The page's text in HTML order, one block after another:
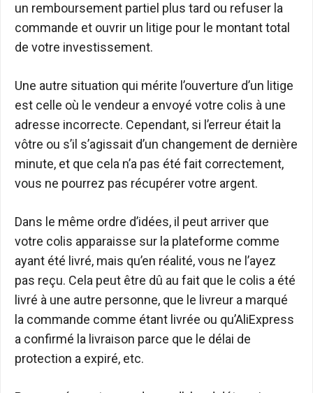
un remboursement partiel plus tard ou refuser la
commande et ouvrir un litige pour le montant total
de votre investissement.
Une autre situation qui mérite l’ouverture d’un litige
est celle où le vendeur a envoyé votre colis à une
adresse incorrecte. Cependant, si l’erreur était la
vôtre ou s’il s’agissait d’un changement de dernière
minute, et que cela n’a pas été fait correctement,
vous ne pourrez pas récupérer votre argent.
Dans le même ordre d’idées, il peut arriver que
votre colis apparaisse sur la plateforme comme
ayant été livré, mais qu’en réalité, vous ne l’ayez
pas reçu. Cela peut être dû au fait que le colis a été
livré à une autre personne, que le livreur a marqué
la commande comme étant livrée ou qu’AliExpress
a confirmé la livraison parce que le délai de
protection a expiré, etc.